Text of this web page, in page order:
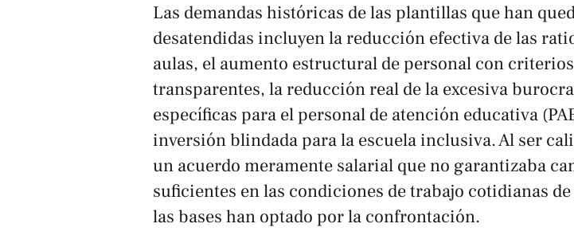
Las demandas históricas de las plantillas que han
desatendidas incluyen la reducción efectiva de las
aulas, el aumento estructural de personal con criterios
transparentes, la reducción real de la excesiva
específicas para el personal de atención educativa
inversión blindada para la escuela inclusiva. Al ser
un acuerdo meramente salarial que no garantizaba
suficientes en las condiciones de trabajo cotidianas
las bases han optado por la confrontación.